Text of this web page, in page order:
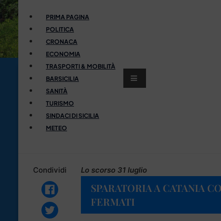
PRIMA PAGINA
POLITICA
CRONACA
ECONOMIA
TRASPORTI & MOBILITÀ
BARSICILIA
SANITÀ
TURISMO
SINDACI DI SICILIA
METEO
Condividi Lo scorso 31 luglio
SPARATORIA A CATANIA
FERMATI